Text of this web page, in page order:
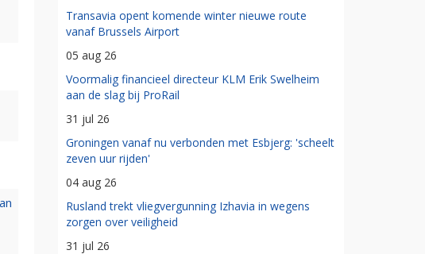
Transavia opent komende winter nieuwe route
vanaf Brussels Airport
05 aug 26
Voormalig financieel directeur KLM Erik Swelheim
aan de slag bij ProRail
31 jul 26
Groningen vanaf nu verbonden met Esbjerg: 'scheelt
zeven uur rijden'
04 aug 26
Rusland trekt vliegvergunning Izhavia in wegens
zorgen over veiligheid
31 jul 26